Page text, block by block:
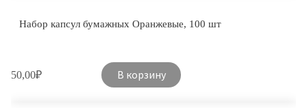
Набор капсул бумажных Оранжевые, 100 шт
50,00₽ В корзину